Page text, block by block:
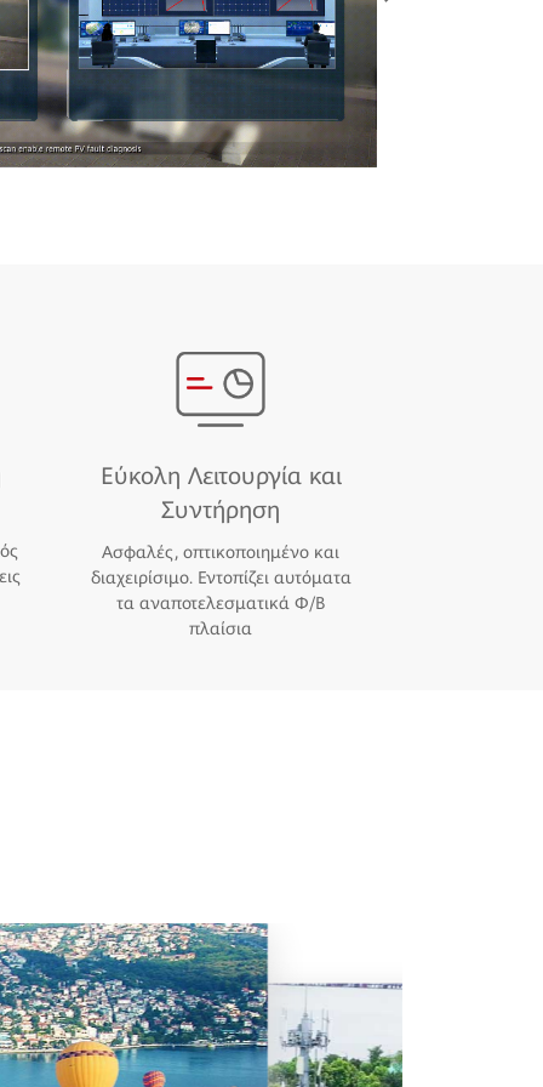
Εύκολη Λειτουργία και
Συντήρηση
Ασφαλές, οπτικοποιημένο και
διαχειρίσιμο. Εντοπίζει αυτόματα
τα αναποτελεσματικά Φ/Β
πλαίσια